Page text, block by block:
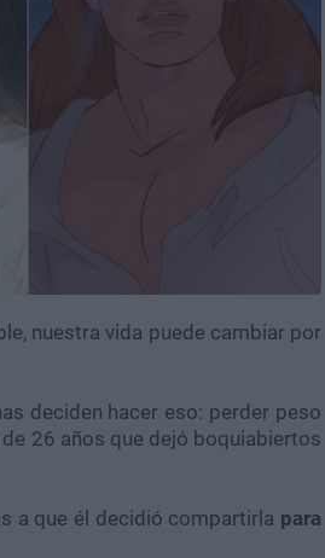
nuestra vida puede cambiar por
deciden hacer eso: perder peso
de 26 años que dejó boquiabiertos
a que él decidió compartirla para